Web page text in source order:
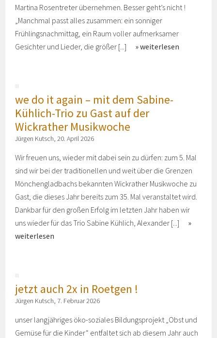
Martina Rosentreter übernehmen. Besser geht’s nicht !
„Manchmal passt alles zusammen: ein sonniger
Frühlingsnachmittag, ein Raum voller aufmerksamer
Gesichter und Lieder, die größer [...]
weiterlesen
we do it again – mit dem Sabine-
Kühlich-Trio zu Gast auf der
Wickrather Musikwoche
Jürgen Kutsch, 20. April 2026
Wir freuen uns, wieder mit dabei sein zu dürfen: zum 5. Mal
sind wir bei der traditionellen und weit über die Grenzen
Mönchengladbachs bekannten Wickrather Musikwoche zu
Gast, die dieses Jahr bereits zum 35. Mal veranstaltet wird.
Dankbar für den großen Erfolg im letzten Jahr haben wir
uns wieder für das Trio Sabine Kühlich, Alexander [...]
weiterlesen
jetzt auch 2x in Roetgen !
Jürgen Kutsch, 7. Februar 2026
unser langjähriges öko-soziales Bildungsprojekt „Obst und
Gemüse für die Kinder“ entfaltet sich ab diesem Jahr auch